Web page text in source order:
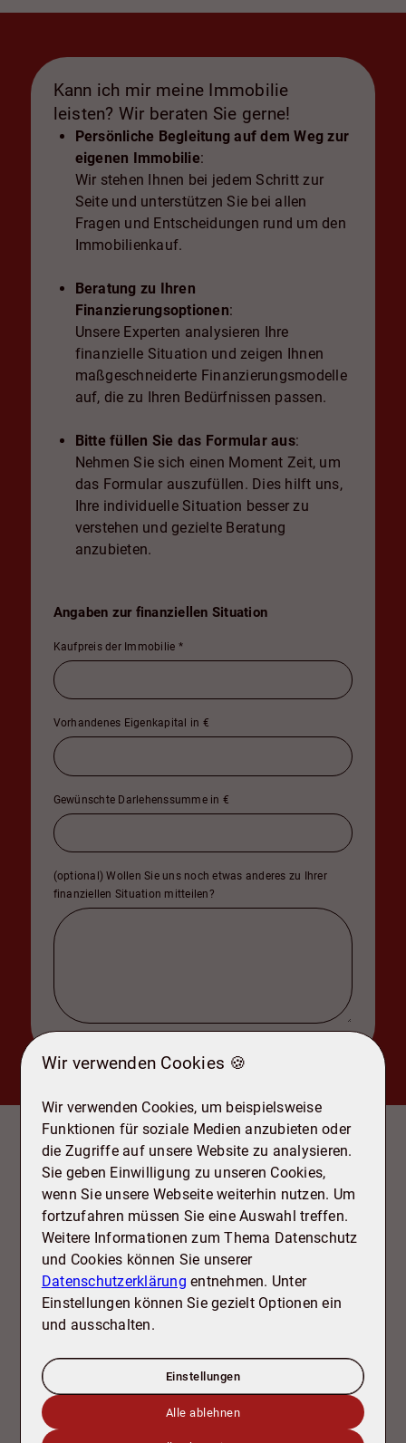
Kann ich mir meine Immobilie
leisten? Wir beraten Sie gerne!
Persönliche Begleitung auf dem Weg zur
eigenen Immobilie:
Wir stehen Ihnen bei jedem Schritt zur
Seite und unterstützen Sie bei allen
Fragen und Entscheidungen rund um den
Immobilienkauf.
Beratung zu Ihren
Finanzierungsoptionen:
Unsere Experten analysieren Ihre
finanzielle Situation und zeigen Ihnen
maßgeschneiderte Finanzierungsmodelle
auf, die zu Ihren Bedürfnissen passen.
Bitte füllen Sie das Formular aus:
Nehmen Sie sich einen Moment Zeit, um
das Formular auszufüllen. Dies hilft uns,
Ihre individuelle Situation besser zu
verstehen und gezielte Beratung
anzubieten.
Angaben zur finanziellen Situation
Kaufpreis der Immobilie *
Vorhandenes Eigenkapital in €
Gewünschte Darlehenssumme in €
(optional) Wollen Sie uns noch etwas anderes zu Ihrer
finanziellen Situation mitteilen?
Ausstattung
- Stellplätze mit Wallbox
- Fußbodenheizung
- 3-Fach Verglasung
- Teilkeller
- Waschkeller
- Fahrradkeller
- Fahrstuhl, bis zum Keller begehbar
- Barrierefreier Eingang
- Außendämmung Wände 160 cm
Grundrisse
Wir verwenden Cookies 🍪
Wir verwenden Cookies, um beispielsweise
Funktionen für soziale Medien anzubieten oder
die Zugriffe auf unsere Website zu analysieren.
Sie geben Einwilligung zu unseren Cookies,
wenn Sie unsere Webseite weiterhin nutzen. Um
fortzufahren müssen Sie eine Auswahl treffen.
Weitere Informationen zum Thema Datenschutz
und Cookies können Sie unserer
Datenschutzerklärung entnehmen. Unter
Einstellungen können Sie gezielt Optionen ein
und ausschalten.
Einstellungen
Alle ablehnen